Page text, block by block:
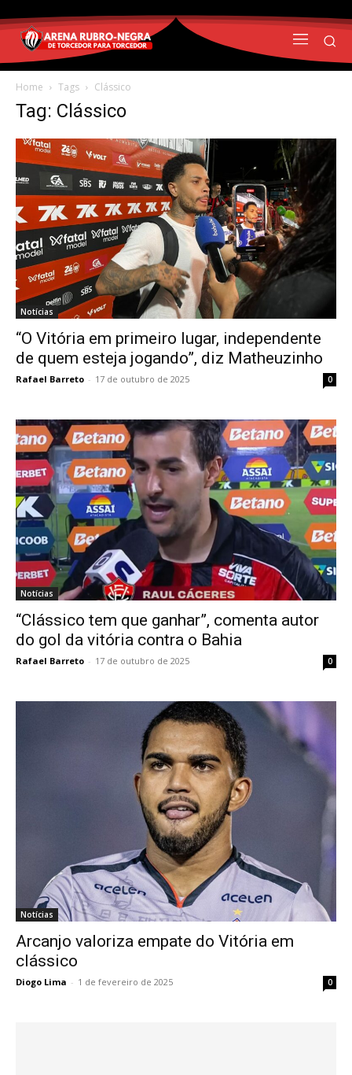
Home Tags Clássico
Tag: Clássico
Notícias
“O Vitória em primeiro lugar, independente
de quem esteja jogando”, diz Matheuzinho
Rafael Barreto - 17 de outubro de 2025 0
Notícias
“Clássico tem que ganhar”, comenta autor
do gol da vitória contra o Bahia
Rafael Barreto - 17 de outubro de 2025 0
Notícias
Arcanjo valoriza empate do Vitória em
clássico
Diogo Lima - 1 de fevereiro de 2025 0